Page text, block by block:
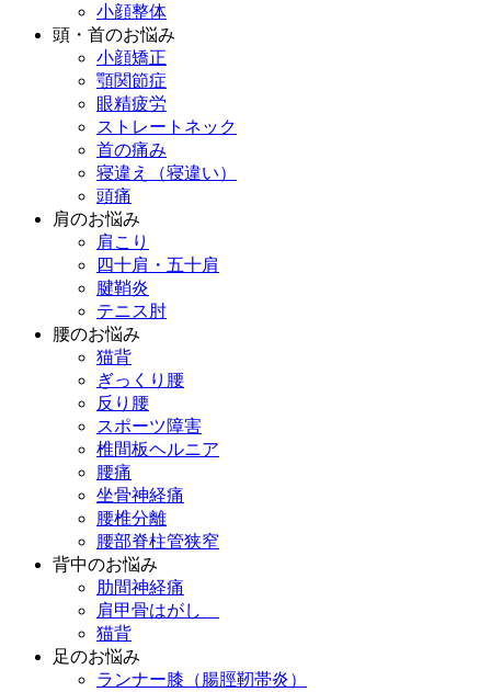
小顔整体
頭・首のお悩み
小顔矯正
顎関節症
眼精疲労
ストレートネック
首の痛み
寝違え（寝違い）
頭痛
肩のお悩み
肩こり
四十肩・五十肩
腱鞘炎
テニス肘
腰のお悩み
猫背
ぎっくり腰
反り腰
スポーツ障害
椎間板ヘルニア
腰痛
坐骨神経痛
腰椎分離
腰部脊柱管狭窄
背中のお悩み
肋間神経痛
肩甲骨はがし
猫背
足のお悩み
ランナー膝（腸脛靭帯炎）